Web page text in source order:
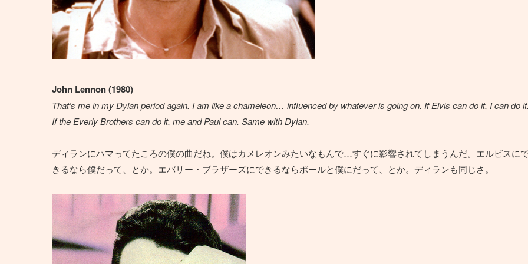
John Lennon (1980)
That’s me in my Dylan period again. I am like a chameleon… influenced by whatever is going on. If Elvis can do it, I can do
If the Everly Brothers can do it, me and Paul can. Same with Dylan.
ディランにハマってたころの僕の曲だね。僕はカメレオンみたいなもんで…すぐに影響されてしまうんだ。エルビスに
きるなら僕だって、とか。エバリー・ブラザーズにできるならポールと僕にだって、とか。ディランも同じさ。